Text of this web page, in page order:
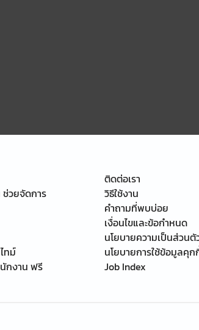
ช่วยจัดการ
ทม์
กงาน ฟรี
ติดต่อเรา
วิธีใช้งาน
คำถามที่พบบ่อย
เงื่อนไขและข้อกำหนด
นโยบายความเป็นส่วนตั
นโยบายการใช้ข้อมูลคุก
Job Index